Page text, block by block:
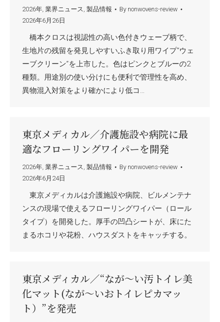
2026年, 業界ニュース, 製品情報 By nonwovens-review
2026年6月26日
橋本クロスは視認性の高い色付きウェーブ柄で、
生地片の残留を発見しやすいふき取り用ワイプ“ウェ
ーブクリーン”を上市した。色はピンクとブルーの2
種類。用途別の使い分けにも便利で管理性を高め、
異物混入対策をより確かにより低コ…
東京メディカル／介護施設や病院に最
適なフローリングワイパーを開発
2026年, 業界ニュース, 製品情報 By nonwovens-review
2026年6月24日
東京メディカルは介護施設や病院、ビルメンテナ
ンスの現場で使えるフローリングワイパー（ロール
タイプ）を開発した。厚手の凹凸シートが、床にた
まるホコリや花粉、ハウスダストをキャッチする。
東京メディカル／“なが～い汚トイレ美
化マット(なが～いおトイレピカマッ
ト）”を発売